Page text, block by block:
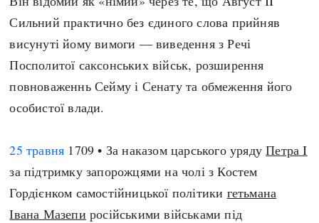
Сильний практично без єдиного слова прийняв
висунуті йому вимоги — виведення з Речі
Посполитої саксонських військ, розширення
повноваженнь Сейму і Сенату та обмеження його
особистої влади.
25 травня 1709 • За наказом царського урядуПетра I
за підтримку запорожцями на чолі з Костем
Гордієнком самостійницької політики гетьмана
Івана Мазепи російськими військами під